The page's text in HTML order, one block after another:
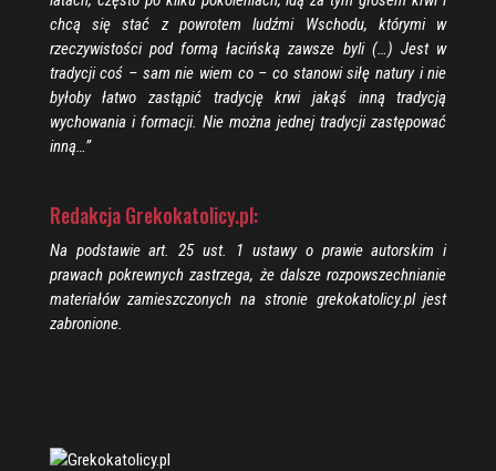
chcą się stać z powrotem ludźmi Wschodu, którymi w
rzeczywistości pod formą łacińską zawsze byli (…) Jest w
tradycji coś – sam nie wiem co – co stanowi siłę natury i nie
byłoby łatwo zastąpić tradycję krwi jakąś inną tradycją
wychowania i formacji. Nie można jednej tradycji zastępować
inną…”
Redakcja Grekokatolicy.pl:
Na podstawie art. 25 ust. 1 ustawy o prawie autorskim i
prawach pokrewnych zastrzega, że dalsze rozpowszechnianie
materiałów zamieszczonych na stronie grekokatolicy.pl jest
zabronione.